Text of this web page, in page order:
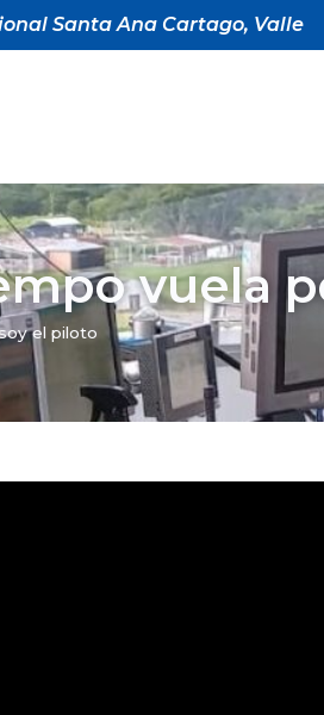
Santa Ana Cartago, Valle
vuela
el piloto